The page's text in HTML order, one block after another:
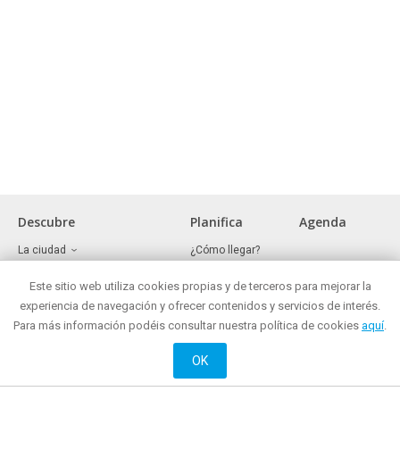
Descubre
La ciudad
Frente marítimo
Reuniones y congresos
Mataró todo el año
Planifica
¿Cómo llegar?
¿Dónde comer?
¿Dónde comprar?
Mataró de noche
Agenda
Este sitio web utiliza cookies propias y de terceros para mejorar la
experiencia de navegación y ofrecer contenidos y servicios de interés.
Para más información podéis consultar nuestra política de cookies aquí.
OK